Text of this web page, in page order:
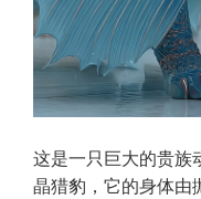
这是一只巨大的贵族
晶猎豹，它的身体由